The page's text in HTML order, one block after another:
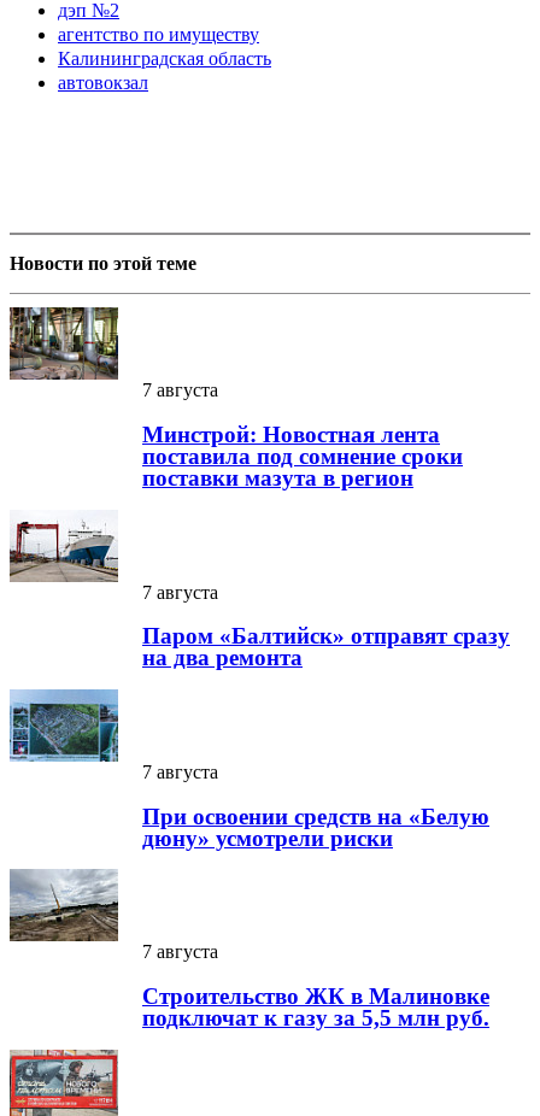
дэп №2
агентство по имуществу
Калининградская область
автовокзал
Новости по этой теме
7 августа
Минстрой: Новостная лента
поставила под сомнение сроки
поставки мазута в регион
7 августа
Паром «Балтийск» отправят сразу
на два ремонта
7 августа
При освоении средств на «Белую
дюну» усмотрели риски
7 августа
Строительство ЖК в Малиновке
подключат к газу за 5,5 млн руб.